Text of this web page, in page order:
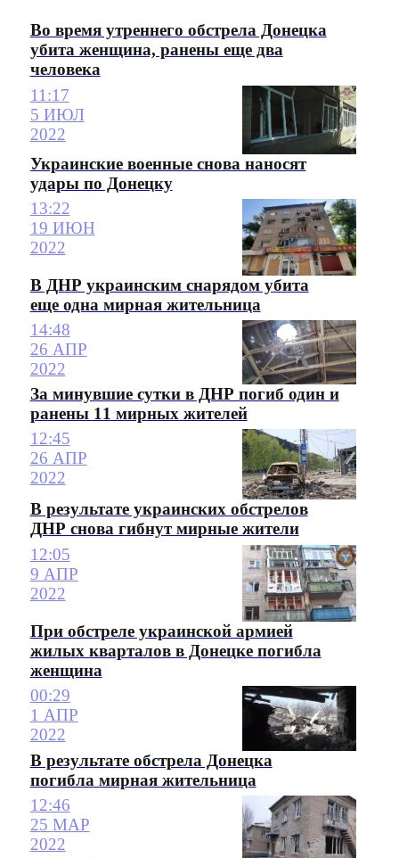
Во время утреннего обстрела Донецка
убита женщина, ранены еще два
человека
11:17
5 ИЮЛ
2022
Украинские военные снова наносят
удары по Донецку
13:22
19 ИЮН
2022
В ДНР украинским снарядом убита
еще одна мирная жительница
14:48
26 АПР
2022
За минувшие сутки в ДНР погиб один и
ранены 11 мирных жителей
12:45
26 АПР
2022
В результате украинских обстрелов
ДНР снова гибнут мирные жители
12:05
9 АПР
2022
При обстреле украинской армией
жилых кварталов в Донецке погибла
женщина
00:29
1 АПР
2022
В результате обстрела Донецка
погибла мирная жительница
12:46
25 МАР
2022